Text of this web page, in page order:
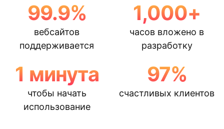
99.9%
вебсайтов
поддерживается
1,000+
часов вложено в
разработку
1 минута
чтобы начать
использование
97%
счастливых клиентов